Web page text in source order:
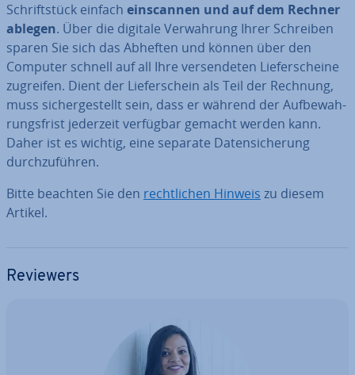
Schrift­stück einfach ein­scan­nen und auf dem Rechner
ablegen. Über die digitale Ver­wah­rung Ihrer Schreiben
sparen Sie sich das Abheften und können über den
Computer schnell auf all Ihre ver­sen­de­ten Lie­fer­schei­ne
zugreifen. Dient der Lie­fer­schein als Teil der Rechnung,
muss si­cher­ge­stellt sein, dass er während der Auf­be­wah­
rungs­frist jederzeit verfügbar gemacht werden kann.
Daher ist es wichtig, eine separate Da­ten­si­che­rung
durch­zu­füh­ren.
Bitte beachten Sie den recht­li­chen Hinweis zu diesem
Artikel.
Reviewers